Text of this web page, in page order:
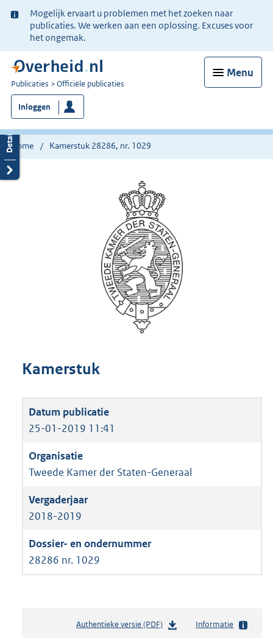
Ter
informatie:
Mogelijk ervaart u problemen met het zoeken naar
publicaties. We werken aan een oplossing. Excuses voor
het ongemak.
Menu
U
bent
nu
hier:
Publicaties Officiële publicaties
Inloggen
Home Kamerstuk 28286, nr. 1029
Kamerstuk
25-01-2019 11:41
Tweede Kamer der Staten-Generaal
2018-2019
28286 nr. 1029
Authentieke versie (PDF)b
Informatie